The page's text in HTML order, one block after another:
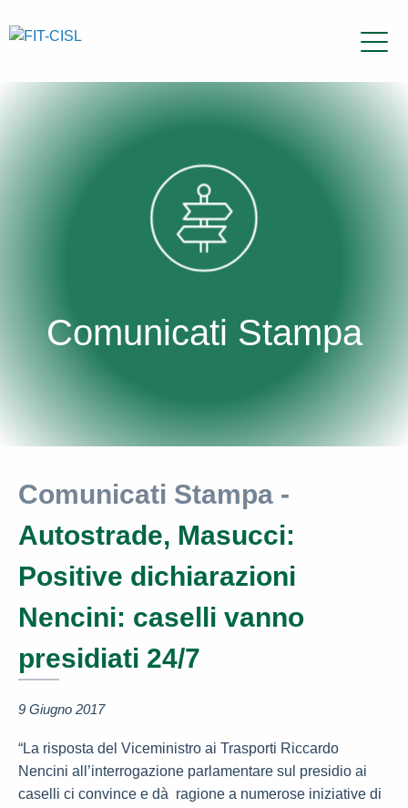
Comunicati Stampa
Comunicati Stampa -
Autostrade, Masucci:
Positive dichiarazioni
Nencini: caselli vanno
presidiati 24/7
9 Giugno 2017
“La risposta del Viceministro ai Trasporti Riccardo
Nencini all’interrogazione parlamentare sul presidio ai
caselli ci convince e dà ragione a numerose iniziative di